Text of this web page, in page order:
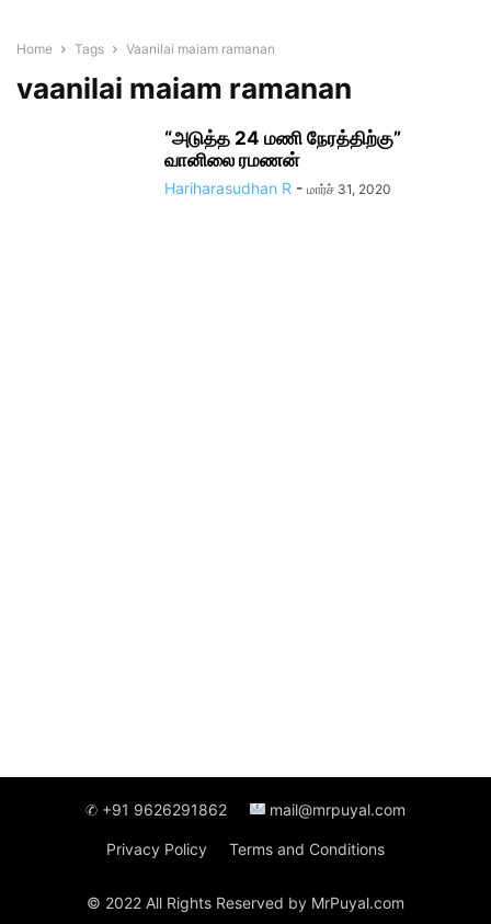
Home Tags Vaanilai maiam ramanan
vaanilai maiam ramanan
“அடுத்த 24 மணி நேரத்திற்கு”
வானிலை ரமணன்
Hariharasudhan R - மார்ச் 31, 2020
✆ +91 9626291862 mail@mrpuyal.com
Privacy Policy Terms and Conditions
© 2022 All Rights Reserved by MrPuyal.com